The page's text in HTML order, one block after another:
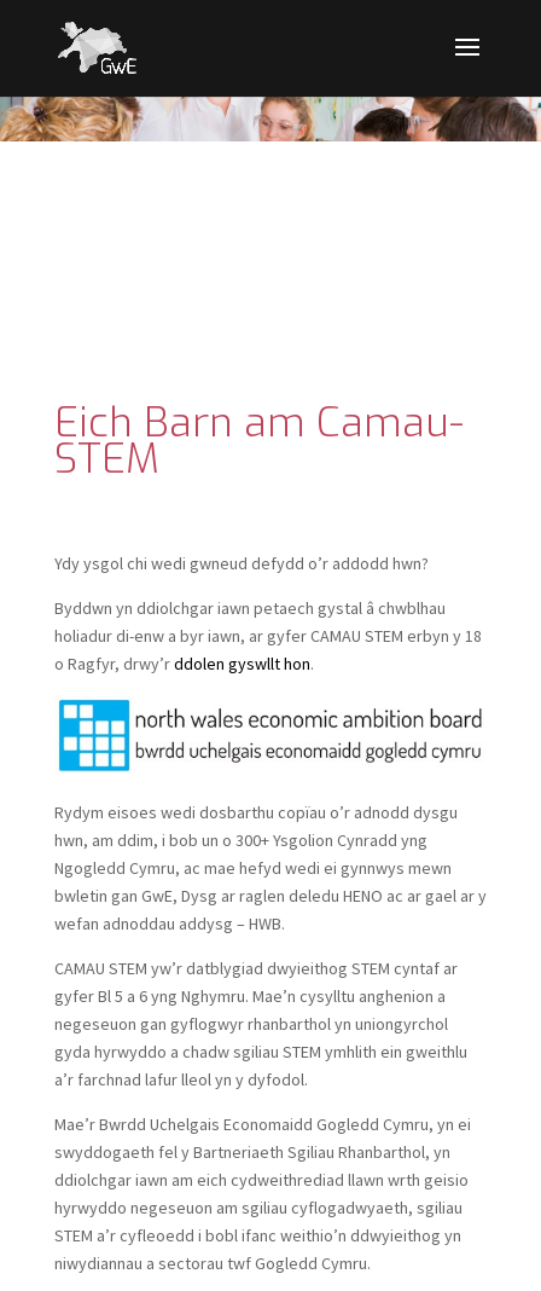
Eich Barn am Camau-
STEM
Ydy ysgol chi wedi gwneud defydd o’r addodd hwn?
Byddwn yn ddiolchgar iawn petaech gystal â chwblhau
holiadur di-enw a byr iawn, ar gyfer CAMAU STEM erbyn y 18
o Ragfyr, drwy’rddolen gyswllt hon.
Rydym eisoes wedi dosbarthu copïau o’r adnodd dysgu
hwn, am ddim, i bob un o 300+ Ysgolion Cynradd yng
Ngogledd Cymru, ac mae hefyd wedi ei gynnwys mewn
bwletin gan GwE, Dysg ar raglen deledu HENO ac ar gael ar y
wefan adnoddau addysg – HWB.
CAMAU STEM yw’r datblygiad dwyieithog STEM cyntaf ar
gyfer Bl 5 a 6 yng Nghymru. Mae’n cysylltu anghenion a
negeseuon gan gyflogwyr rhanbarthol yn uniongyrchol
gyda hyrwyddo a chadw sgiliau STEM ymhlith ein gweithlu
a’r farchnad lafur lleol yn y dyfodol.
Mae’r Bwrdd Uchelgais Economaidd Gogledd Cymru, yn ei
swyddogaeth fel y Bartneriaeth Sgiliau Rhanbarthol, yn
ddiolchgar iawn am eich cydweithrediad llawn wrth geisio
hyrwyddo negeseuon am sgiliau cyflogadwyaeth, sgiliau
STEM a’r cyfleoedd i bobl ifanc weithio’n ddwyieithog yn
niwydiannau a sectorau twf Gogledd Cymru.